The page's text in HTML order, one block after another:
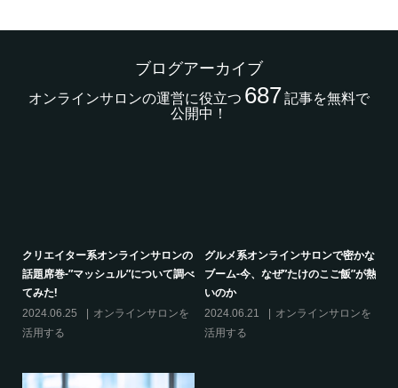
ブログアーカイブ
オンラインサロンの運営に役立つ 687記事を無料で
公開中！
クリエイター系オンラインサロンの
話題席巻-”マッシュル”について調べ
てみた!
2024.06.25
オンラインサロンを
活用する
グルメ系オンラインサロンで密かな
ブーム-今、なぜ”たけのこご飯”が熱
いのか
2024.06.21
オンラインサロンを
活用する